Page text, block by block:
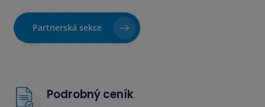
Partnerská sekce
Podrobný ceník